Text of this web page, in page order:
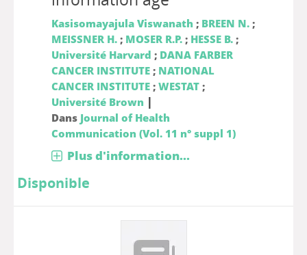
Kasisomayajula Viswanath ; BREEN N.;
MEISSNER H.; MOSER R.P.; HESSE B.;
Université Harvard ; DANA FARBER
CANCER INSTITUTE; NATIONAL
CANCER INSTITUTE; WESTAT;
Université Brown |
Dans Journal of Health
Communication (Vol. 11 n° suppl 1)
Plus d'information...
Disponible